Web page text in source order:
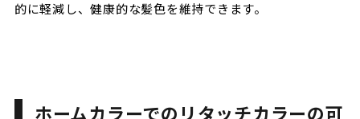
的に軽減し、健康的な髪色を維持できます。
ホームカラーでのリタッチカラーの可